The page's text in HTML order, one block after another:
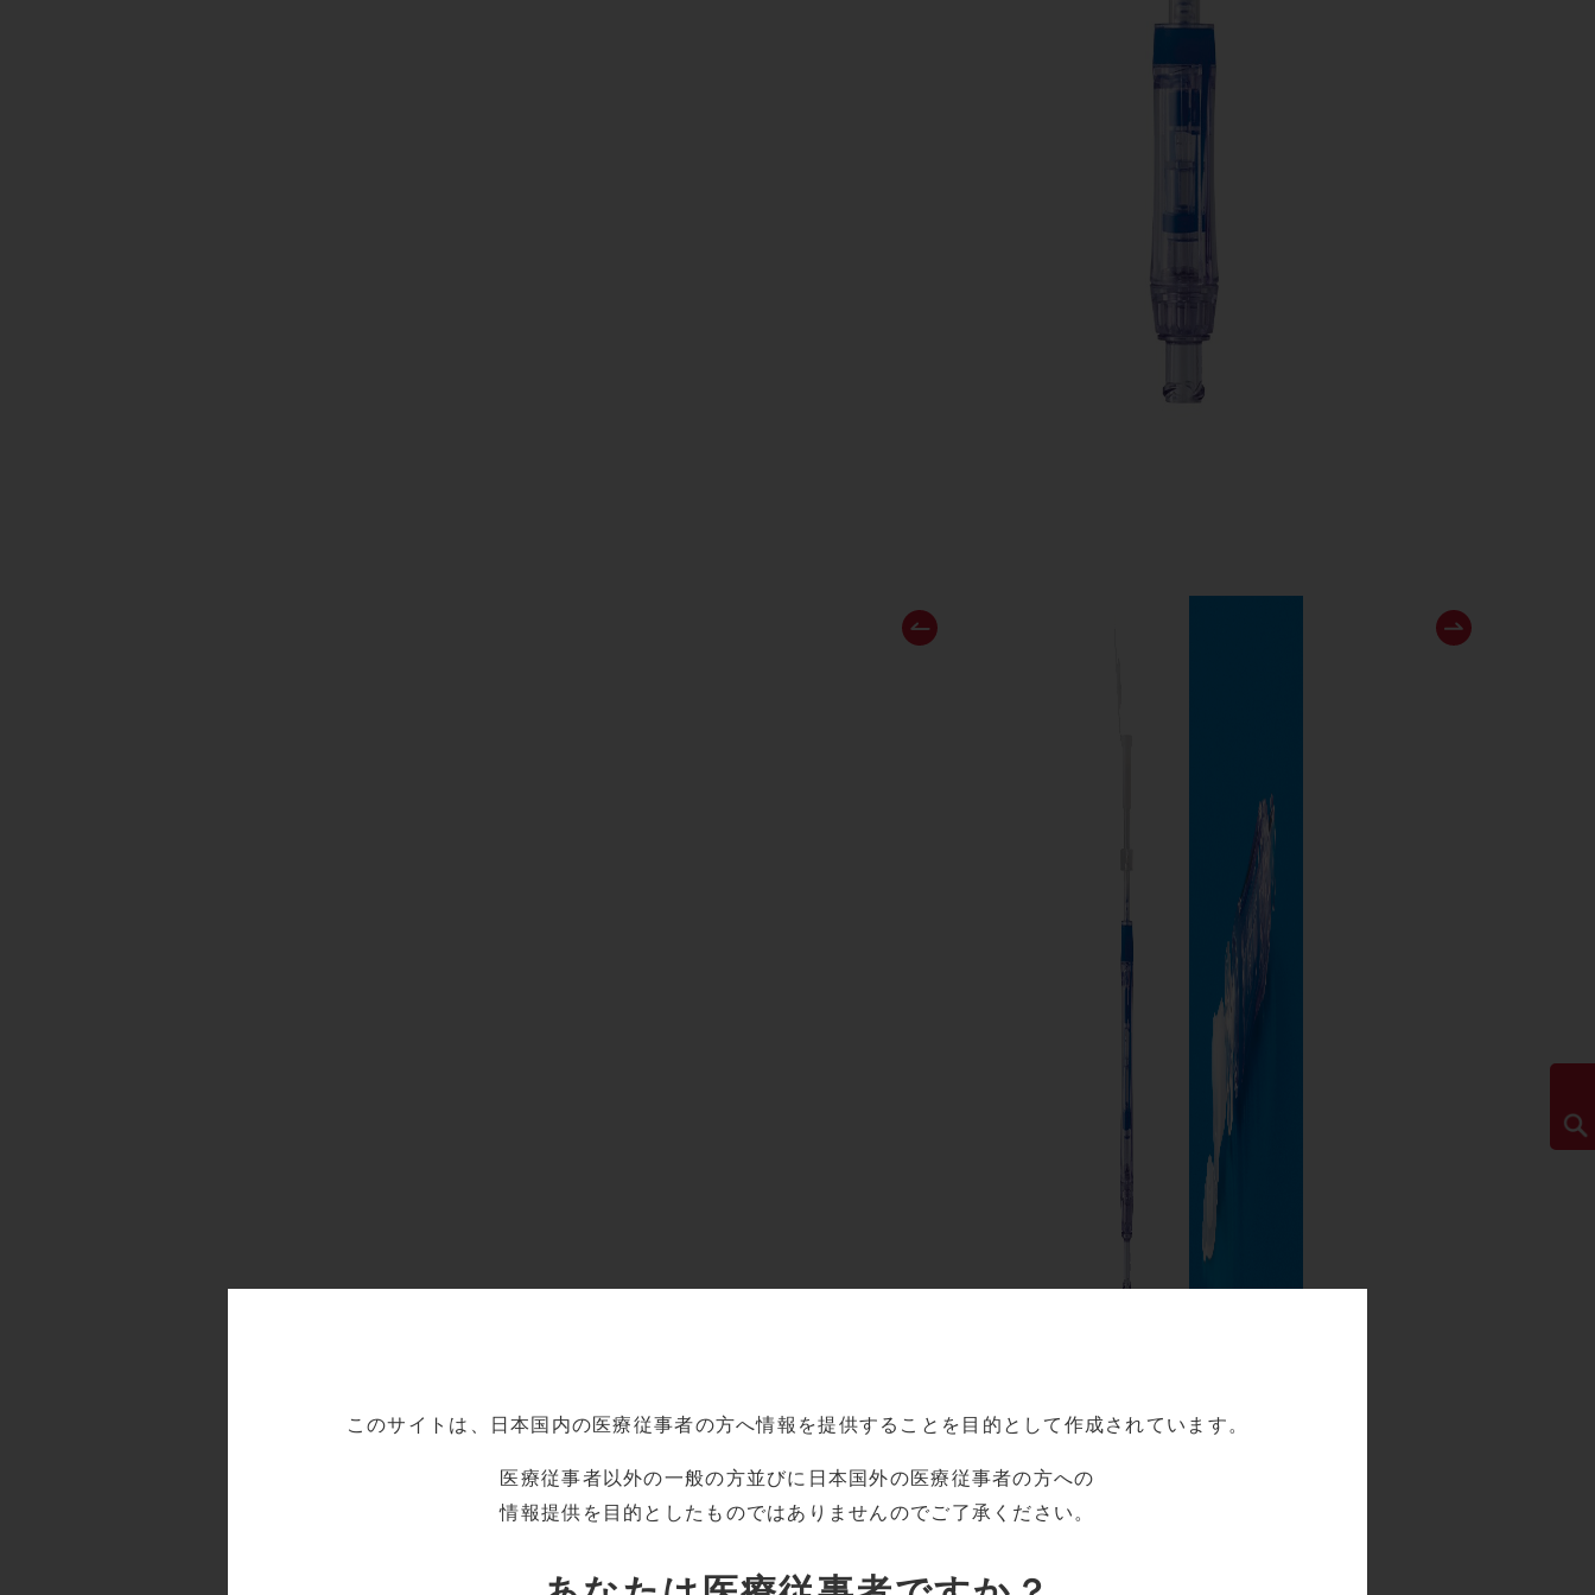
このサイトは、日本国内の医療従事者の方へ情報を提供することを目的として作成されています。
医療従事者以外の一般の方並びに 日本国外の医療従事者の方への
情報提供を目的としたものではありませんのでご了承ください。
カタログ番号